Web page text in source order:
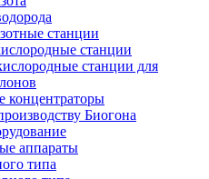
станции
станции
станции для
концентраторы
Биогона
аппараты
типа